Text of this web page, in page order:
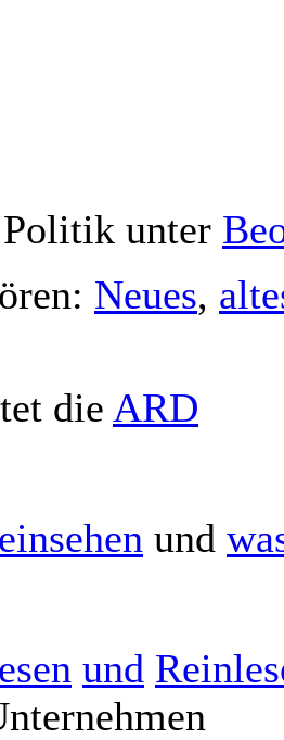
Politik unter
Neues,
die ARD
und
und